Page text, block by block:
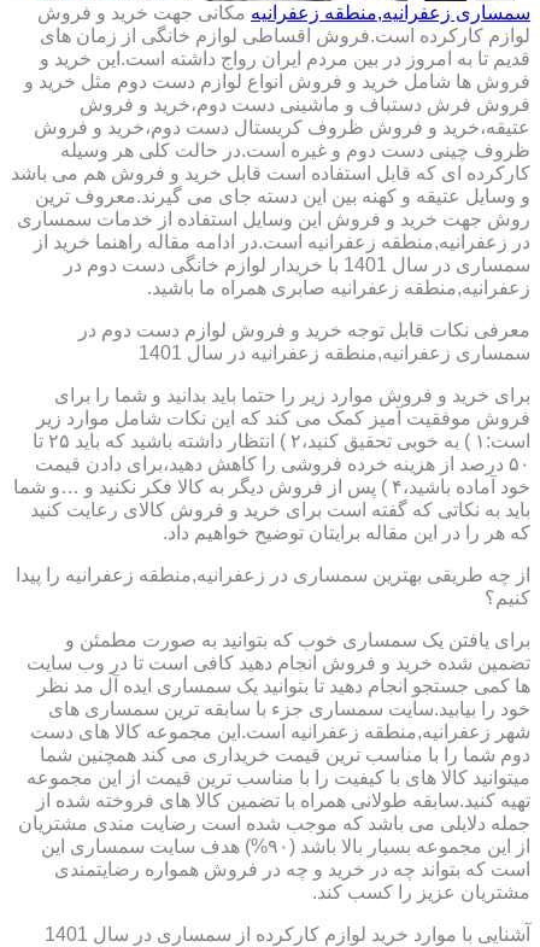
سمساری زعفرانیه,منطقه زعفرانیه مکانی جهت خرید و فروش
لوازم کارکرده است.فروش اقساطی لوازم خانگی از زمان های
قدیم تا به امروز در بین مردم ایران رواج داشته است.این خرید و
فروش ها شامل خرید و فروش انواع لوازم دست دوم مثل خرید و
فروش فرش دستباف و ماشینی دست دوم،خرید و فروش
عتیقه،خرید و فروش ظروف کریستال دست دوم،خرید و فروش
ظروف چینی دست دوم و غیره است.در حالت کلی هر وسیله
کارکرده ای که قابل استفاده است قابل خرید و فروش هم می باشد
و وسایل عتیقه و کهنه بین این دسته جای می گیرند.معروف ترین
روش جهت خرید و فروش این وسایل استفاده از خدمات سمساری
در زعفرانیه,منطقه زعفرانیه است.در ادامه مقاله راهنما خرید از
سمساری در سال 1401 با خریدار لوازم خانگی دست دوم در
زعفرانیه,منطقه زعفرانیه صابری همراه ما باشید.
معرفی نکات قابل توجه خرید و فروش لوازم دست دوم در
سمساری زعفرانیه,منطقه زعفرانیه در سال 1401
برای خرید و فروش موارد زیر را حتما باید بدانید و شما را برای
فروش موفقیت آمیز کمک می کند که این نکات شامل موارد زیر
است:۱ ) به خوبی تحقیق کنید،۲ ) انتظار داشته باشید که باید ۲۵ تا
۵۰ درصد از هزینه خرده فروشی را کاهش دهید،برای دادن قیمت
خود آماده باشید،۴ ) پس از فروش دیگر به کالا فکر نکنید و …و شما
باید به نکاتی که گفته است برای خرید و فروش کالای رعایت کنید
که هر را در این مقاله برایتان توضیح خواهیم داد.
از چه طریقی بهترین سمساری در زعفرانیه,منطقه زعفرانیه را پیدا
کنیم؟
برای یافتن یک سمساری خوب که بتوانید به صورت مطمئن و
تضمین شده خرید و فروش انجام دهید کافی است تا در وب سایت
ها کمی جستجو انجام دهید تا بتوانید یک سمساری ایده آل مد نظر
خود را بیابید.سایت سمساری جزء با سابقه ترین سمساری های
شهر زعفرانیه,منطقه زعفرانیه است.این مجموعه کالا های دست
دوم شما را با مناسب ترین قیمت خریداری می کند همچنین شما
میتوانید کالا های با کیفیت را با مناسب ترین قیمت از این مجموعه
تهیه کنید.سابقه طولانی همراه با تضمین کالا های فروخته شده از
جمله دلایلی می باشد که موجب شده است رضایت مندی مشتریان
از این مجموعه بسیار بالا باشد (۹۰%) هدف سایت سمساری این
است که بتواند چه در خرید و چه در فروش همواره رضایتمندی
مشتریان عزیز را کسب کند.
آشنایی با موارد خرید لوازم کارکرده از سمساری در سال 1401